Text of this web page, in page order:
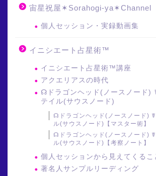
宙星祝屋✶Sorahogi-ya✶Channel
個人セッション・実録動画集
イニシエート占星術™
イニシエート占星術™講座
アクエリアスの時代
☊ドラゴンヘッド(ノースノード)
テイル(サウスノード)
☊ドラゴンヘッド(ノースノード)
ル(サウスノード)【マスター術】
☊ドラゴンヘッド(ノースノード)
ル(サウスノード)【考察ノート】
個人セッションから見えてくるこ
著名人サンプルリーディング